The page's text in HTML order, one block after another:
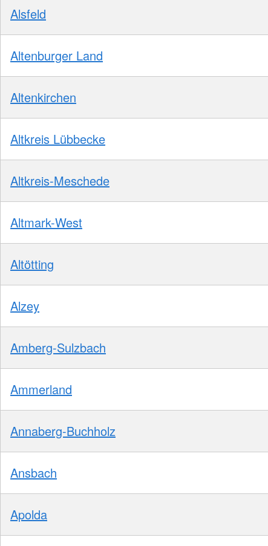
Alsfeld
Altenburger Land
Altenkirchen
Altkreis Lübbecke
Altkreis-Meschede
Altmark-West
Altötting
Alzey
Amberg-Sulzbach
Ammerland
Annaberg-Buchholz
Ansbach
Apolda